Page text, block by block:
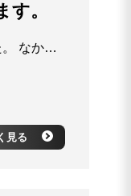
。
足の痛み、10年以上外反母趾の痛みに悩みながら 仕事と家事で歩き続けていました。 なかなか合う靴が見つからず、仕事中も痛みを感じる毎日。 友人の紹介でこちらを知り、距骨の調整を受けてみることに。 初回から足の軽さを感じ、回数を重ねるたびに痛みがやわらいで 長く歩けるようになりました。 靴の選び方やインソールの相談にも乗って下さり、 今では外出も旅行も楽しめるようになりました。 先生をはじめスタッフの皆さん、いつもありがとうございます。 これからもよろしくお願いします。
見る